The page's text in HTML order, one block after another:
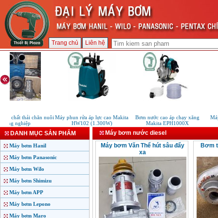
Trang chủ Liên hệ
chất thải chăn nuôi
công nghiệp
Máy phun rửa áp lực cao Makita
HW102 (1.300W)
Bơm nước cao áp chạy xăng
Makita EPH1000X
DANH MỤC SẢN PHẨM
Máy bơm Hanil
Máy bơm Panasonic
Máy bơm Wilo
Máy bơm Shimizu
Máy bơm APP
Máy bơm Lepono
Máy bơm Maro
Máy bơm nước diesel
Máy bơm Văn Thể hút sâu đẩy
xa
Bơm